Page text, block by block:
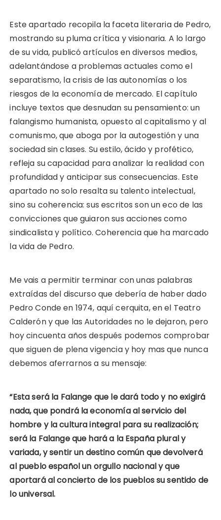
Este apartado recopila la faceta literaria de Pedro,
mostrando su pluma crítica y visionaria. A lo largo
de su vida, publicó artículos en diversos medios,
adelantándose a problemas actuales como el
separatismo, la crisis de las autonomías o los
riesgos de la economía de mercado. El capítulo
incluye textos que desnudan su pensamiento: un
falangismo humanista, opuesto al capitalismo y al
comunismo, que aboga por la autogestión y una
sociedad sin clases. Su estilo, ácido y profético,
refleja su capacidad para analizar la realidad con
profundidad y anticipar sus consecuencias. Este
apartado no solo resalta su talento intelectual,
sino su coherencia: sus escritos son un eco de las
convicciones que guiaron sus acciones como
sindicalista y político. Coherencia que ha marcado
la vida de Pedro.
Me vais a permitir terminar con unas palabras
extraídas del discurso que debería de haber dado
Pedro Conde en 1974, aquí cerquita, en el Teatro
Calderón y que las Autoridades no le dejaron, pero
hoy cincuenta años después podemos comprobar
que siguen de plena vigencia y hoy mas que nunca
debemos aferrarnos a su mensaje:
“Esta será la Falange que le dará todo y no exigirá
nada, que pondrá la economía al servicio del
hombre y la cultura integral para su realización;
será la Falange que hará a la España plural y
variada, y sentir un destino común que devolverá
al pueblo español un orgullo nacional y que
aportará al concierto de los pueblos su sentido de
lo universal.